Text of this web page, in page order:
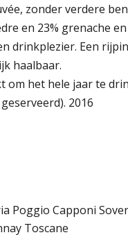
zonder verdere
en 23% grenache
drinkplezier. Een
haalbaar.
om het hele jaar te
2016